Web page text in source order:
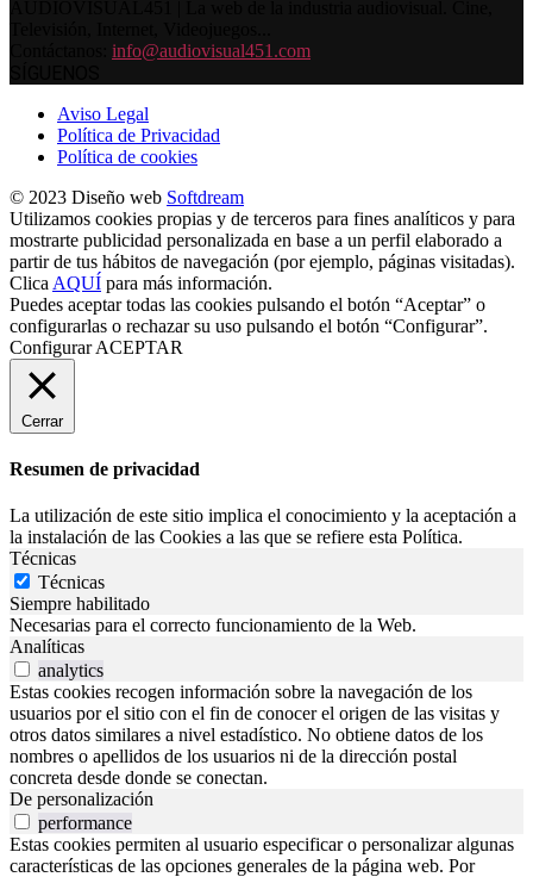
info@audiovisual451.com
Aviso Legal
Política de Privacidad
Política de cookies
© 2023 Diseño web Softdream
Utilizamos cookies propias y de terceros para fines analíticos y para
mostrarte publicidad personalizada en base a un perfil elaborado a
partir de tus hábitos de navegación (por ejemplo, páginas visitadas).
Clica AQUÍ para más información.
Puedes aceptar todas las cookies pulsando el botón “Aceptar” o
configurarlas o rechazar su uso pulsando el botón “Configurar”.
Configurar ACEPTAR
Cerrar
Resumen de privacidad
La utilización de este sitio implica el conocimiento y la aceptación a
la instalación de las Cookies a las que se refiere esta Política.
Técnicas
Técnicas
Siempre habilitado
Necesarias para el correcto funcionamiento de la Web.
Analíticas
analytics
Estas cookies recogen información sobre la navegación de los
usuarios por el sitio con el fin de conocer el origen de las visitas y
otros datos similares a nivel estadístico. No obtiene datos de los
nombres o apellidos de los usuarios ni de la dirección postal
concreta desde donde se conectan.
De personalización
performance
Estas cookies permiten al usuario especificar o personalizar algunas
características de las opciones generales de la página web. Por